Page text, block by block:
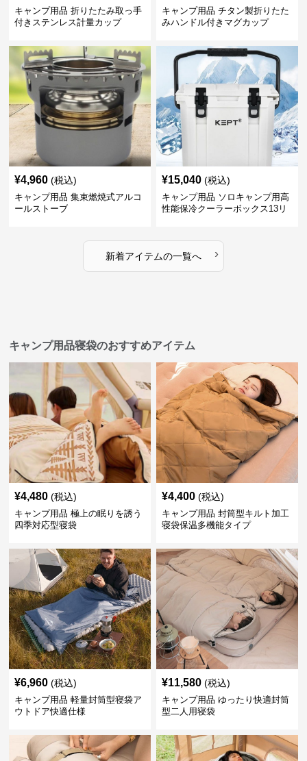
キャンプ用品 折りたたみ取っ手
付きステンレス計量カップ
キャンプ用品 チタン製折りたた
みハンドル付きマグカップ
¥4,960 (税込)
キャンプ用品 集束燃焼式アルコ
ールストーブ
¥15,040 (税込)
キャンプ用品 ソロキャンプ用高
性能保冷クーラーボックス13リ
新着アイテムの一覧へ ›
キャンプ用品寝袋のおすすめアイテム
¥4,480 (税込)
キャンプ用品 極上の眠りを誘う
四季対応型寝袋
¥4,400 (税込)
キャンプ用品 封筒型キルト加工
寝袋保温多機能タイプ
¥6,960 (税込)
キャンプ用品 軽量封筒型寝袋ア
ウトドア快適仕様
¥11,580 (税込)
キャンプ用品 ゆったり快適封筒
型二人用寝袋